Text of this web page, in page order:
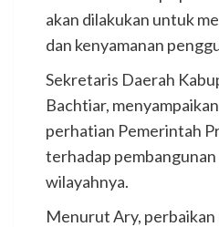
akan dilakukan untuk
dan kenyamanan
Sekretaris Daerah
Bachtiar,
perhatian Pemerintah
terhadap
wilayahnya.
Menurut Ary,